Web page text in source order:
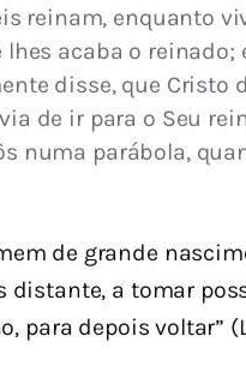
reinam, enquanto
acaba o reinado;
disse, que Cristo
de ir para o Seu
numa parábola,
de grande
distante, a tomar
para depois voltar”